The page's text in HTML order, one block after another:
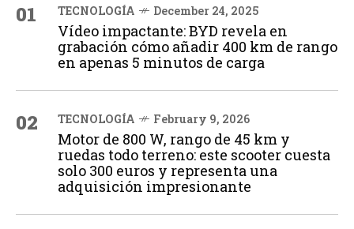
01 TECNOLOGÍA December 24, 2025
Vídeo impactante: BYD revela en
grabación cómo añadir 400 km de rango
en apenas 5 minutos de carga
02 TECNOLOGÍA February 9, 2026
Motor de 800 W, rango de 45 km y
ruedas todo terreno: este scooter cuesta
solo 300 euros y representa una
adquisición impresionante